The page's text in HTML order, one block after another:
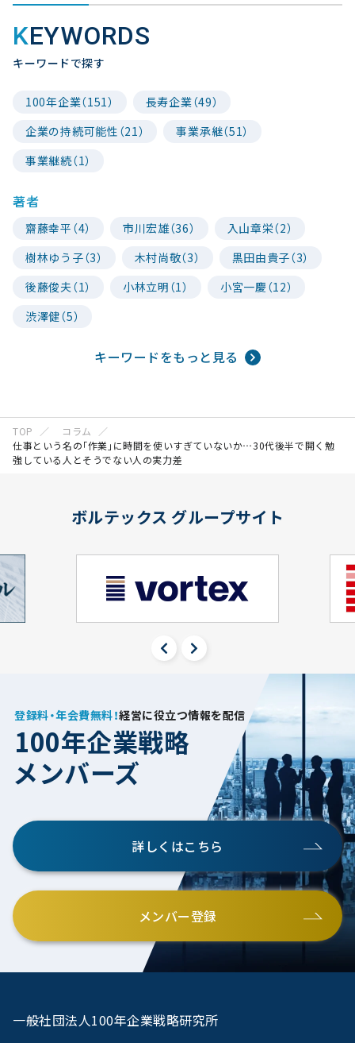
KEYWORDS
キーワードで探す
100年企業（151）
長寿企業（49）
企業の持続可能性（21）
事業承継（51）
事業継続（1）
著者
齋藤幸平（4） 市川宏雄（36）
入山章栄（2）
樹林ゆう子（3）
木村尚敬（3）
黒田由貴子（3）
後藤俊夫（1）
小林立明（1）
小宮一慶（12）
渋澤健（5）
キーワードをもっと見る
TOP
コラム
仕事という名の｢作業｣に時間を使いすぎていないか…30代後半で開く勉
強している人とそうでない人の実力差
ボルテックス グループサイト
登録料・年会費無料！経営に役立つ情報を配信
100年企業戦略
メンバーズ
詳しくはこちら
メンバー登録
一般社団法人100年企業戦略研究所